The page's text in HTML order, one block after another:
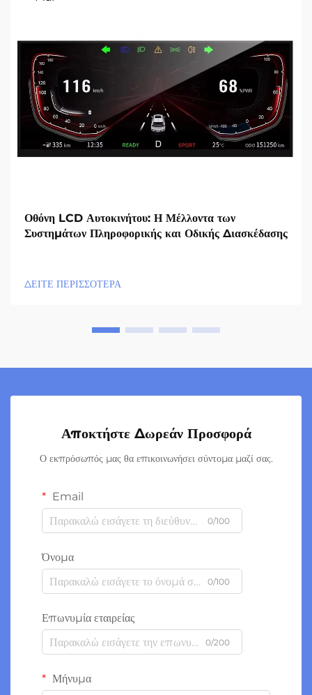
Οθόνη LCD Αυτοκινήτου: Η Μέλλοντα των
Συστημάτων Πληροφορικής και Οδικής Διασκέδασης
ΔΕΙΤΕ ΠΕΡΙΣΣΟΤΕΡΑ
Αποκτήστε Δωρεάν Προσφορά
Ο εκπρόσωπός μας θα επικοινωνήσει σύντομα μαζί σας.
Email
0/100
Όνομα
0/100
Επωνυμία εταιρείας
0/200
Μήνυμα